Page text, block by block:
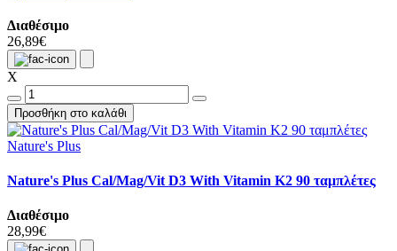
Διαθέσιμο
26,89€
X
Προσθήκη στο καλάθι
Nature's Plus
Nature's Plus Cal/Mag/Vit D3 With Vitamin K2 90 ταμπλέτες
Διαθέσιμο
28,99€